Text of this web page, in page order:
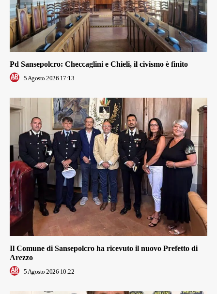
Pd Sansepolcro: Checcaglini e Chieli, il civismo è finito
5 Agosto 2026 17:13
Il Comune di Sansepolcro ha ricevuto il nuovo Prefetto di
Arezzo
5 Agosto 2026 10:22